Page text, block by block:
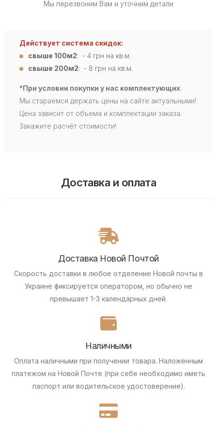
Мы перезвоним Вам и уточним детали
Действует система скидок:
свыше 100м2: - 4 грн на кв.м.
свыше 200м2: - 8 грн на кв.м.
*При условии покупки у нас комплектующих.
Мы стараемся держать цены на сайте актуальными!
Цена зависит от объема и комплектации заказа.
Закажите расчёт стоимости!
Доставка и оплата
Доставка Новой Почтой
Скорость доставки в любое отделение Новой почты в
Украине фиксируется оператором, но обычно не
превышает 1-3 календарных дней.
Наличными
Оплата наличными при получении товара. Наложенным
платежом на Новой Почте (при себе необходимо иметь
паспорт или водительское удостоверение).